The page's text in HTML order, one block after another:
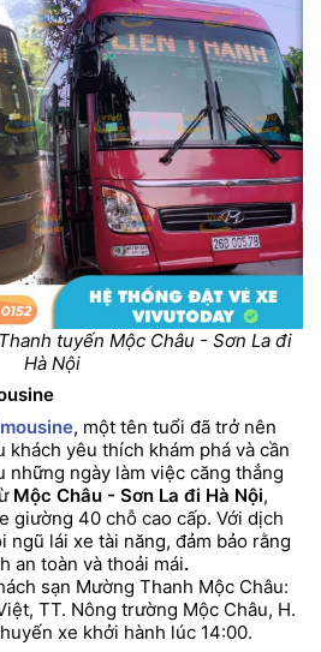
tuyến Mộc Châu - Sơn La đi
Hà Nội
, một tên tuổi đã trở nên
yêu thích khám phá và cần
những ngày làm việc căng thẳng
Mộc Châu - Sơn La đi Hà Nội,
giường 40 chỗ cao cấp. Với dịch
ngũ lái xe tài năng, đảm bảo rằng
an toàn và thoải mái.
sạn Mường Thanh Mộc Châu:
TT. Nông trường Mộc Châu, H.
xe khởi hành lúc 14:00.